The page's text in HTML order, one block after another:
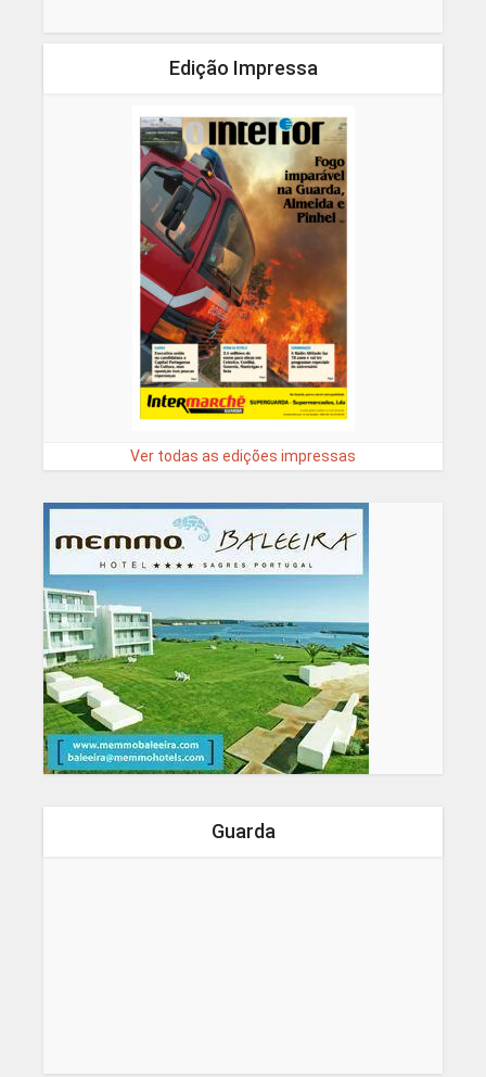
Edição Impressa
Ver todas as edições impressas
Guarda